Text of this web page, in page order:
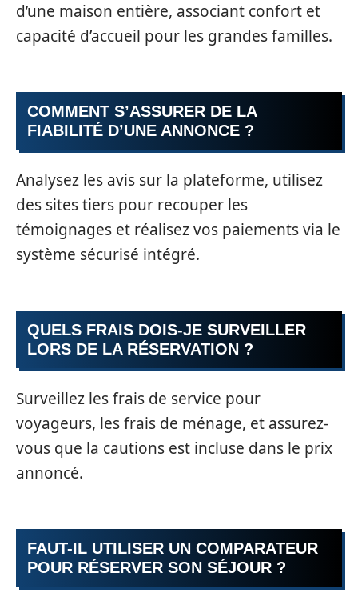
d’une maison entière, associant confort et
capacité d’accueil pour les grandes familles.
COMMENT S’ASSURER DE LA
FIABILITÉ D’UNE ANNONCE ?
Analysez les avis sur la plateforme, utilisez
des sites tiers pour recouper les
témoignages et réalisez vos paiements via le
système sécurisé intégré.
QUELS FRAIS DOIS-JE SURVEILLER
LORS DE LA RÉSERVATION ?
Surveillez les frais de service pour
voyageurs, les frais de ménage, et assurez-
vous que la cautions est incluse dans le prix
annoncé.
FAUT-IL UTILISER UN COMPARATEUR
POUR RÉSERVER SON SÉJOUR ?